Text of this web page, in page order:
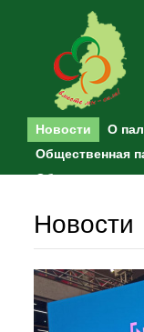
Новости О
Общественная
Общественные
Новости